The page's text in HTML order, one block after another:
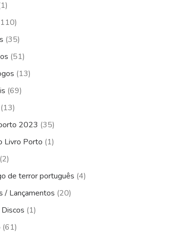
(35)
(51)
(13)
(69)
(13)
2023 (35)
Livro Porto (1)
(2)
de terror português (4)
/ Lançamentos (20)
(1)
(61)